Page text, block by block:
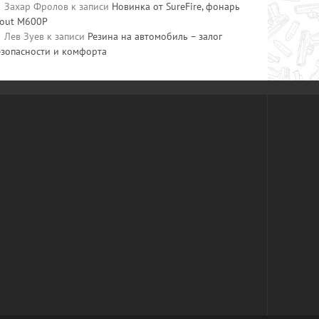
Захар Фролов к записи Новинка от SureFire, фонарь
M600P
Лев Зуев к записи Резина на автомобиль – залог
и комфорта